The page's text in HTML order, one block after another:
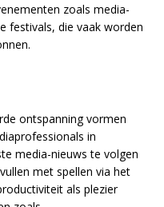
zoals media-
festivals, die vaak worden
ontspanning vormen
in
media-nieuws te volgen
met spellen via het
als plezier